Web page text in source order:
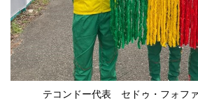
テコンドー代表 セドゥ・フォフ